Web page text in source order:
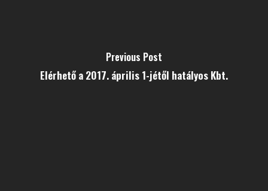
Previous Post
Elérhető a 2017. április 1-jétől hatályos Kbt.